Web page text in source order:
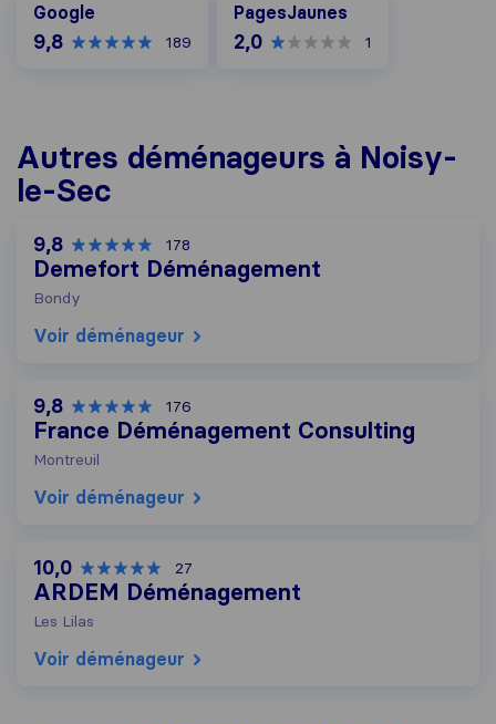
Google
9,8 189
PagesJaunes
2,0 1
Autres déménageurs à Noisy-
le-Sec
9,8 178
Demefort Déménagement
Bondy
Voir déménageur
9,8 176
France Déménagement Consulting
Montreuil
Voir déménageur
10,0 27
ARDEM Déménagement
Les Lilas
Voir déménageur